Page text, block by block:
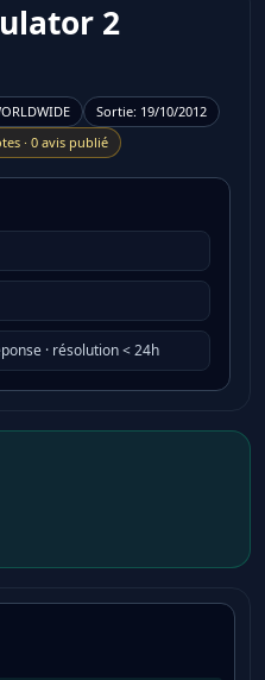
2
Sortie: 19/10/2012
· 0 avis publié
· résolution < 24h